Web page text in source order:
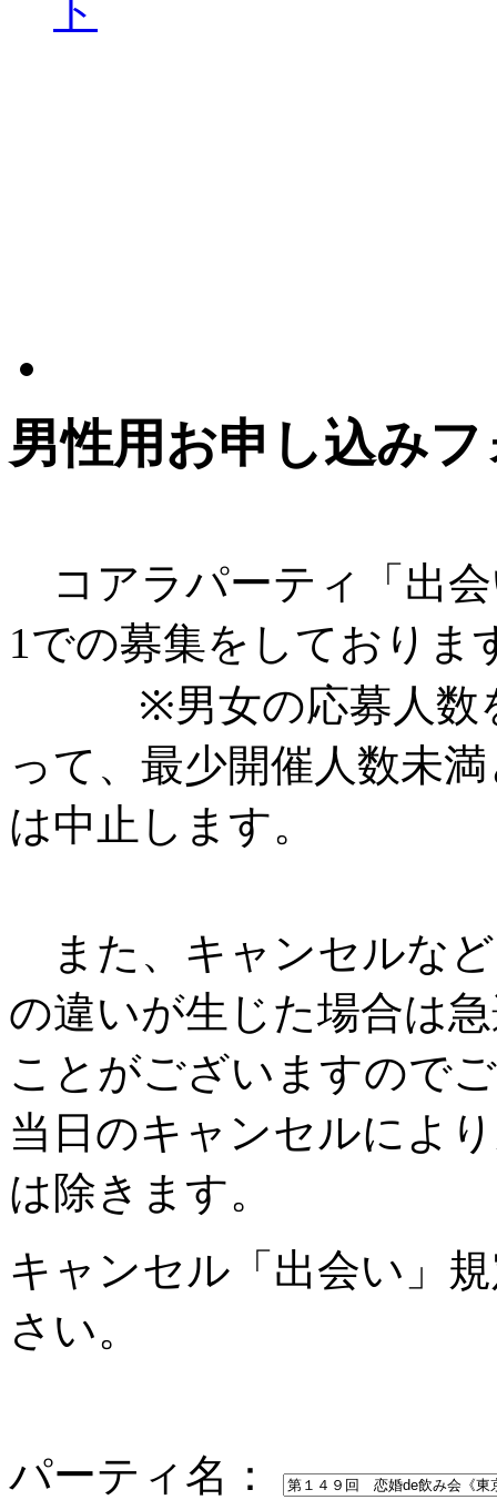
男性用お申し込み
コアラパーティ「出
1での募集をしておりま
※男女の応募人数を
って、最少開催人数未
は中止します。
また、キャンセルな
の違いが生じた場合は
ことがございますので
当日のキャンセルによ
は除きます。
キャンセル「出会い」
さい。
パーティ名：